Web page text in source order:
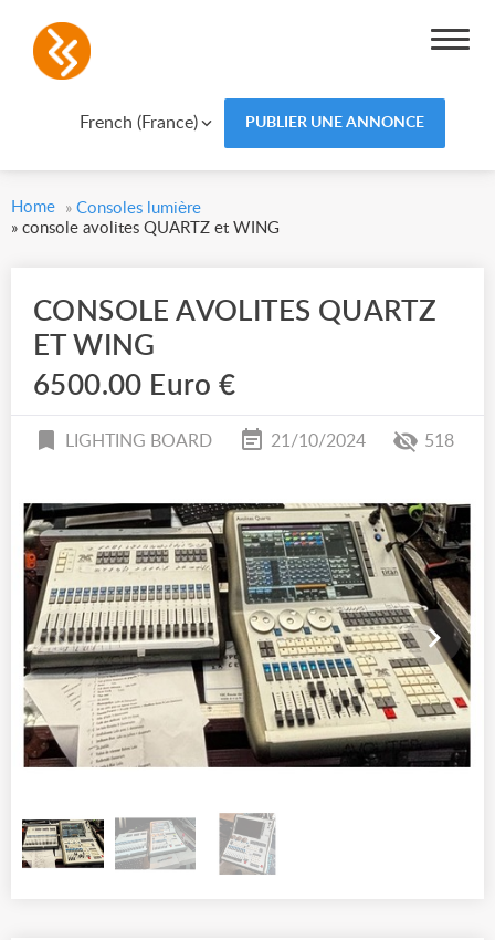
French (France) PUBLIER UNE ANNONCE
Home » Consoles lumière
» console avolites QUARTZ et WING
CONSOLE AVOLITES QUARTZ
ET WING
6500.00 Euro €
LIGHTING BOARD 21/10/2024 518